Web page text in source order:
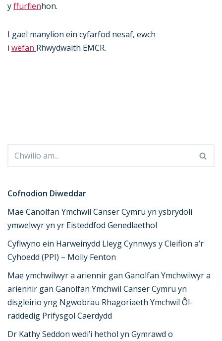
yffurflenhon.
I gael manylion ein cyfarfod nesaf, ewch
i wefan Rhwydwaith EMCR.
Cofnodion Diweddar
Mae Canolfan Ymchwil Canser Cymru yn ysbrydoli
ymwelwyr yn yr Eisteddfod Genedlaethol
Cyflwyno ein Harweinydd Lleyg Cynnwys y Cleifion a’r
Cyhoedd (PPI) – Molly Fenton
Mae ymchwilwyr a ariennir gan Ganolfan Ymchwilwyr a
ariennir gan Ganolfan Ymchwil Canser Cymru yn
disgleirio yng Ngwobrau Rhagoriaeth Ymchwil Ôl-
raddedig Prifysgol Caerdydd
Dr Kathy Seddon wedi’i hethol yn Gymrawd o